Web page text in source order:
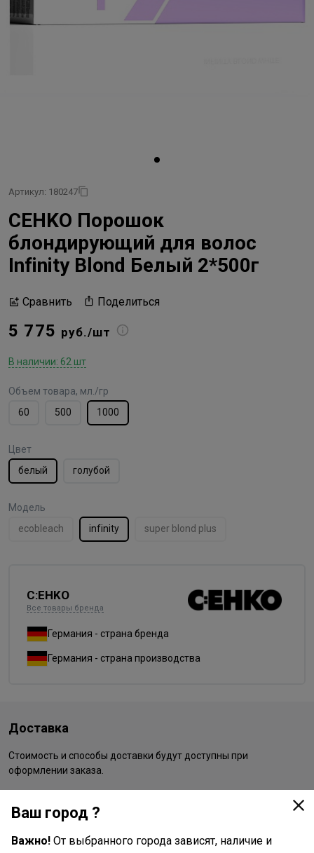
Артикул: 180247
CEHKO Порошок
блондирующий для волос
Infinity Blond Белый 2*500г
Сравнить Поделиться
5 775 руб./шт
В наличии: 62 шт
Объем товара, мл./гр
60
500 1000
Цвет
белый
голубой
Модель
ecobleach
infinity super blond plus
C:EHKO
Все товары бренда
Германия - страна бренда
Германия - страна производства
Доставка
Стоимость и способы доставки будут доступны при
оформлении заказа.
Описание
Ваш город ?
Важно! От выбранного города зависят, наличие и